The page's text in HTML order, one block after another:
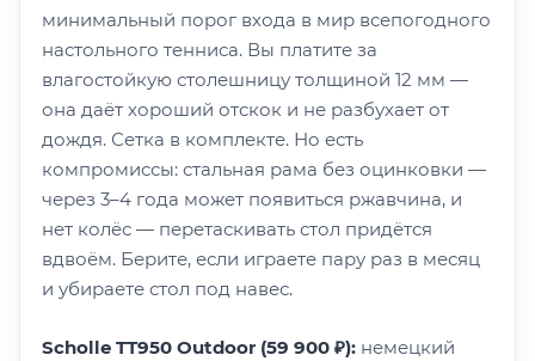
минимальный порог входа в мир всепогодного
настольного тенниса. Вы платите за
влагостойкую столешницу толщиной 12 мм —
она даёт хороший отскок и не разбухает от
дождя. Сетка в комплекте. Но есть
компромиссы: стальная рама без оцинковки —
через 3–4 года может появиться ржавчина, и
нет колёс — перетаскивать стол придётся
вдвоём. Берите, если играете пару раз в месяц
и убираете стол под навес.
Scholle TT950 Outdoor (59 900 ₽): немецкий